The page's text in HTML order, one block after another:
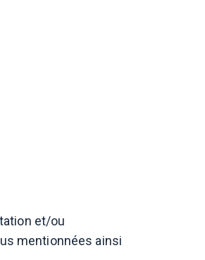
et/ou
mentionnées ainsi